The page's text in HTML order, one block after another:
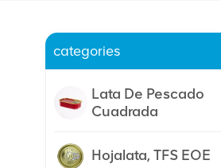
categories
Lata De Pescado
Cuadrada
Hojalata, TFS EOE